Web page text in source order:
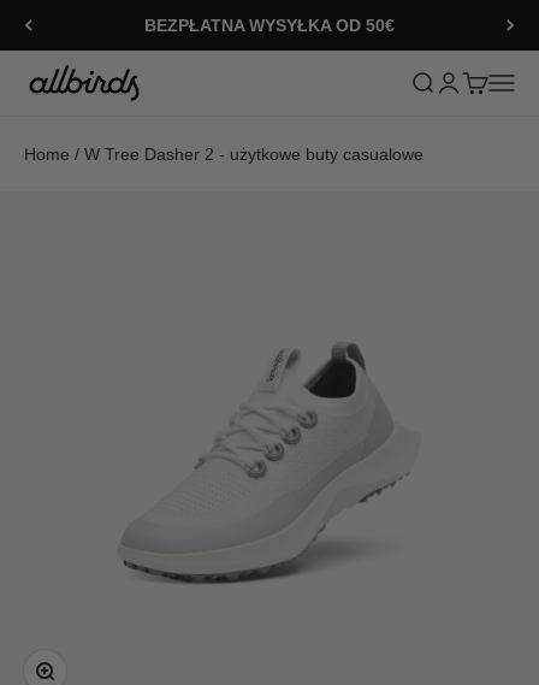
BEZPŁATNA WYSYŁKA OD 50€
Allbirds OtwórzOtwórzOtwórz
Home / W Tree Dasher 2 - użytkowe buty casualowe
Przybliż